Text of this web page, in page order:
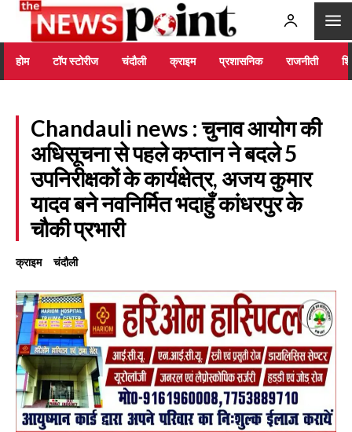
होम टॉप स्टोरीज चंदौली क्राइम प्रशासनिक राजनीती
Chandauli news : चुनाव आयोग की
अधिसूचना से पहले कप्तान ने बदले 5
उपनिरीक्षकों के कार्यक्षेत्र, अजय कुमार
यादव बने नवनिर्मित भदाहुँ कांधरपुर के
चौकी प्रभारी
क्राइम चंदौली